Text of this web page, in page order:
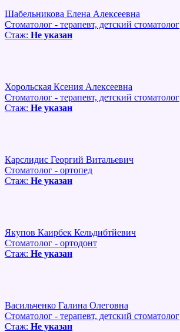
Шабельникова Елена Алексеевна
Стоматолог - терапевт, детский стоматолог
Стаж: Не указан
Хорольская Ксения Алексеевна
Стоматолог - терапевт, детский стоматолог
Стаж: Не указан
Карслидис Георгий Витальевич
Стоматолог - ортопед
Стаж: Не указан
Якупов Каирбек Кельдибтйевич
Стоматолог - ортодонт
Стаж: Не указан
Васильченко Галина Олеговна
Стоматолог - терапевт, детский стоматолог
Стаж: Не указан